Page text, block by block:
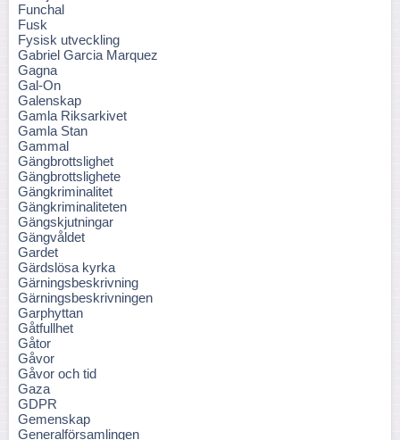
Funchal
Fusk
Fysisk utveckling
Gabriel Garcia Marquez
Gagna
Gal-On
Galenskap
Gamla Riksarkivet
Gamla Stan
Gammal
Gängbrottslighet
Gängbrottslighete
Gängkriminalitet
Gängkriminaliteten
Gängskjutningar
Gängvåldet
Gardet
Gärdslösa kyrka
Gärningsbeskrivning
Gärningsbeskrivningen
Garphyttan
Gåtfullhet
Gåtor
Gåvor
Gåvor och tid
Gaza
GDPR
Gemenskap
Generalförsamlingen